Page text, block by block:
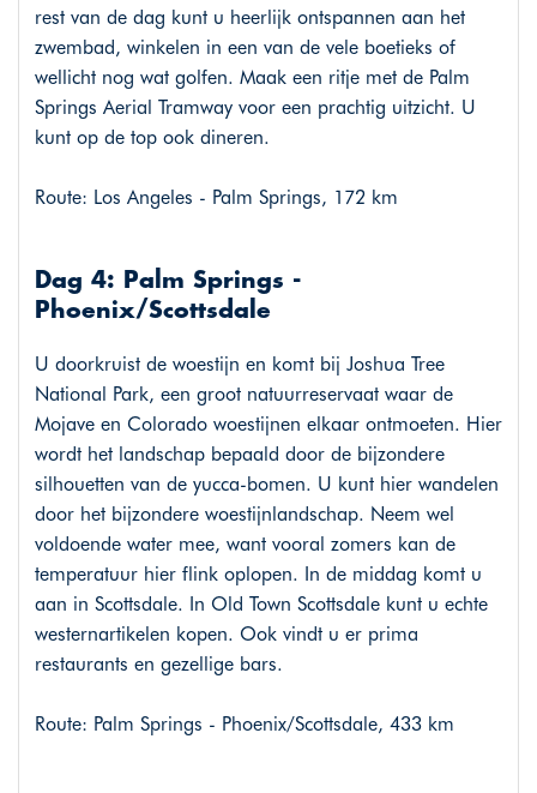
rest van de dag kunt u heerlijk ontspannen aan het
zwembad, winkelen in een van de vele boetieks of
wellicht nog wat golfen. Maak een ritje met de Palm
Springs Aerial Tramway voor een prachtig uitzicht. U
kunt op de top ook dineren.
Route: Los Angeles - Palm Springs, 172 km
Dag 4: Palm Springs -
Phoenix/Scottsdale
U doorkruist de woestijn en komt bij Joshua Tree
National Park, een groot natuurreservaat waar de
Mojave en Colorado woestijnen elkaar ontmoeten. Hier
wordt het landschap bepaald door de bijzondere
silhouetten van de yucca-bomen. U kunt hier wandelen
door het bijzondere woestijnlandschap. Neem wel
voldoende water mee, want vooral zomers kan de
temperatuur hier flink oplopen. In de middag komt u
aan in Scottsdale. In Old Town Scottsdale kunt u echte
westernartikelen kopen. Ook vindt u er prima
restaurants en gezellige bars.
Route: Palm Springs - Phoenix/Scottsdale, 433 km